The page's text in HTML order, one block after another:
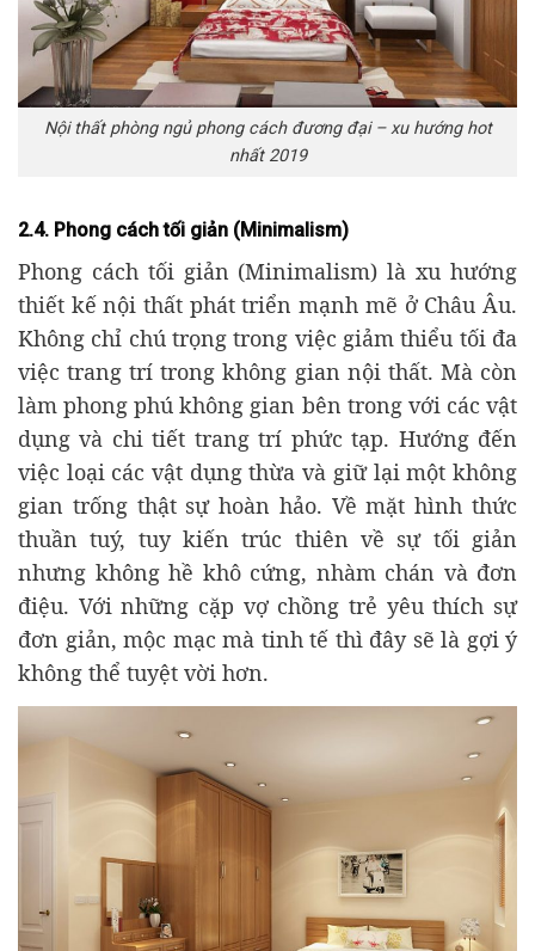
Nội thất phòng ngủ phong cách đương đại – xu hướng hot
nhất 2019
2.4. Phong cách tối giản (Minimalism)
Phong cách tối giản (Minimalism) là xu hướng
thiết kế nội thất phát triển mạnh mẽ ở Châu Âu.
Không chỉ chú trọng trong việc giảm thiểu tối đa
việc trang trí trong không gian nội thất. Mà còn
làm phong phú không gian bên trong với các vật
dụng và chi tiết trang trí phức tạp. Hướng đến
việc loại các vật dụng thừa và giữ lại một không
gian trống thật sự hoàn hảo. Về mặt hình thức
thuần tuý, tuy kiến trúc thiên về sự tối giản
nhưng không hề khô cứng, nhàm chán và đơn
điệu. Với những cặp vợ chồng trẻ yêu thích sự
đơn giản, mộc mạc mà tinh tế thì đây sẽ là gợi ý
không thể tuyệt vời hơn.